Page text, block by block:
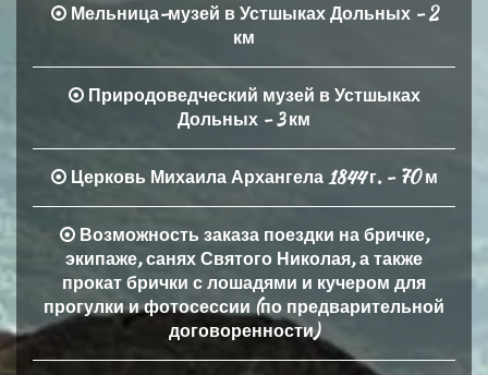
Мельница-музей в Устшыках Дольных - 2
км
Природоведческий музей в Устшыках
Дольных - 3 км
Церковь Михаила Архангела 1844 г. - 70 м
Возможность заказа поездки на бричке,
экипаже, санях Святого Николая, а также
прокат брички с лошадями и кучером для
прогулки и фотосессии (по предварительной
договоренности)